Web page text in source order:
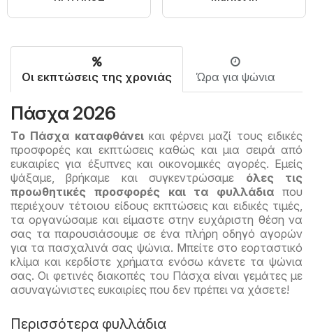
Οι εκπτώσεις της χρονιάς Ώρα για ψώνια
Πάσχα 2026
Το Πάσχα καταφθάνεικαι φέρνει μαζί τους ειδικές
προσφορές και εκπτώσεις καθώς και μια σειρά από
ευκαιρίες για έξυπνες και οικονομικές αγορές. Εμείς
ψάξαμε, βρήκαμε και συγκεντρώσαμε όλες τις
προωθητικές προσφορές και τα φυλλάδια που
περιέχουν τέτοιου είδους εκπτώσεις και ειδικές τιμές,
τα οργανώσαμε και είμαστε στην ευχάριστη θέση να
σας τα παρουσιάσουμε σε ένα πλήρη οδηγό αγορών
για τα πασχαλινά σας ψώνια. Μπείτε στο εορταστικό
κλίμα και κερδίστε χρήματα ενόσω κάνετε τα ψώνια
σας. Οι φετινές διακοπές του Πάσχα είναι γεμάτες με
ασυναγώνιστες ευκαιρίες που δεν πρέπει να χάσετε!
Περισσότερα φυλλάδια